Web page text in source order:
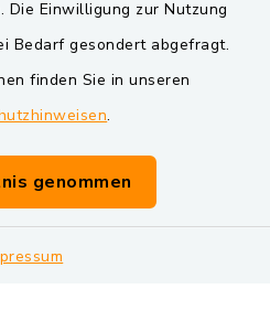
Die Einwilligung zur Nutzung
Bedarf gesondert abgefragt.
finden Sie in unseren
.
genommen